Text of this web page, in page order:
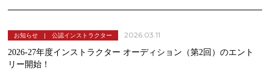
お知らせ | 公認インストラクター
2026.03.11
2026-27年度インストラクター オーディション（第2回）のエント
リー開始！